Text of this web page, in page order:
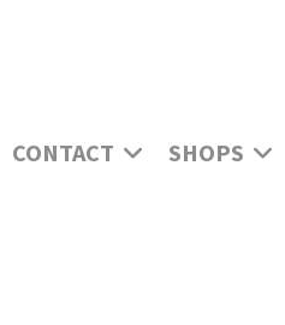
CONTACT
SHOPS